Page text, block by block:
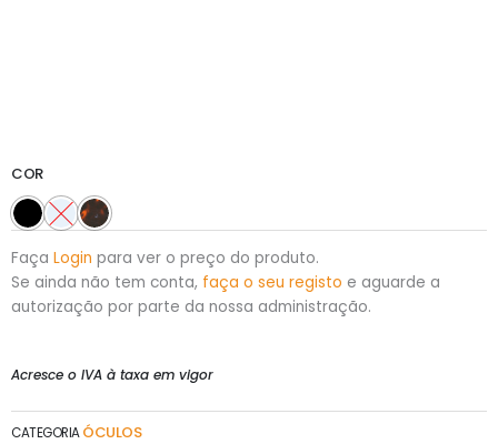
COR
Faça Login para ver o preço do produto.
Se ainda não tem conta, faça o seu registo e aguarde a
autorização por parte da nossa administração.
Acresce o IVA à taxa em vigor
CATEGORIA ÓCULOS